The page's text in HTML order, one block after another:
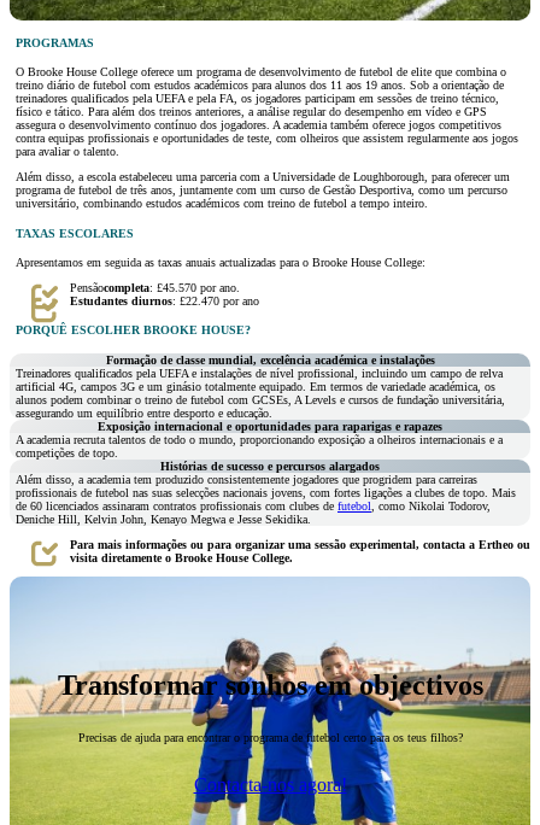
PROGRAMAS
O Brooke House College oferece um programa de desenvolvimento de futebol de elite que combina o
treino diário de futebol com estudos académicos para alunos dos 11 aos 19 anos. Sob a orientação de
treinadores qualificados pela UEFA e pela FA, os jogadores participam em sessões de treino técnico,
físico e tático. Para além dos treinos anteriores, a análise regular do desempenho em vídeo e GPS
assegura o desenvolvimento contínuo dos jogadores. A academia também oferece jogos competitivos
contra equipas profissionais e oportunidades de teste, com olheiros que assistem regularmente aos jogos
para avaliar o talento.
Além disso, a escola estabeleceu uma parceria com a Universidade de Loughborough, para oferecer um
programa de futebol de três anos, juntamente com um curso de Gestão Desportiva, como um percurso
universitário, combinando estudos académicos com treino de futebol a tempo inteiro.
TAXAS ESCOLARES
Apresentamos em seguida as taxas anuais actualizadas para o Brooke House College:
Pensãocompleta: £45.570 por ano.
Estudantes diurnos: £22.470 por ano
PORQUÊ ESCOLHER BROOKE HOUSE?
Formação de classe mundial, excelência académica e instalações
Treinadores qualificados pela UEFA e instalações de nível profissional, incluindo um campo de relva
artificial 4G, campos 3G e um ginásio totalmente equipado. Em termos de variedade académica, os
alunos podem combinar o treino de futebol com GCSEs, A Levels e cursos de fundação universitária,
assegurando um equilíbrio entre desporto e educação.
Exposição internacional e oportunidades para raparigas e rapazes
A academia recruta talentos de todo o mundo, proporcionando exposição a olheiros internacionais e a
competições de topo.
Histórias de sucesso e percursos alargados
Além disso, a academia tem produzido consistentemente jogadores que progridem para carreiras
profissionais de futebol nas suas selecções nacionais jovens, com fortes ligações a clubes de topo. Mais
de 60 licenciados assinaram contratos profissionais com clubes de futebol , como Nikolai Todorov,
Deniche Hill, Kelvin John, Kenayo Megwa e Jesse Sekidika.
Para mais informações ou para organizar uma sessão experimental, contacta a Ertheo ou
visita diretamente o Brooke House College.
Transformar sonhos em objectivos
Precisas de ajuda para encontrar o programa de futebol certo para os teus filhos?
Contacta-nos agora!